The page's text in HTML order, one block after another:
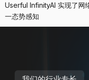
Userful InfinityAI 实现了网
一态势感知